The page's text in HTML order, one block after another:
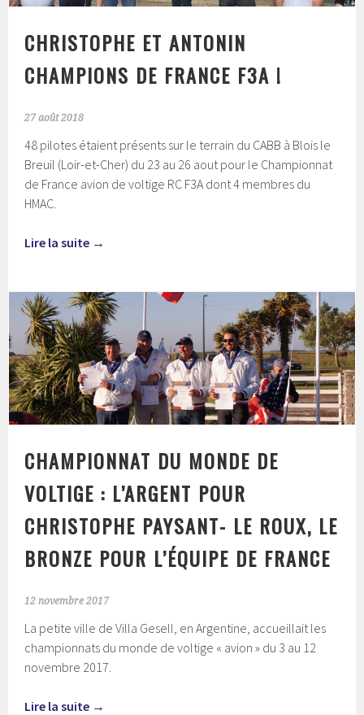
CHRISTOPHE ET ANTONIN
CHAMPIONS DE FRANCE F3A !
27 août 2018
48 pilotes étaient présents sur le terrain du CABB à Blois le
Breuil (Loir-et-Cher) du 23 au 26 aout pour le Championnat
de France avion de voltige RC F3A dont 4 membres du
HMAC.
Lire la suite →
CHAMPIONNAT DU MONDE DE
VOLTIGE : L’ARGENT POUR
CHRISTOPHE PAYSANT- LE ROUX, LE
BRONZE POUR L’ÉQUIPE DE FRANCE
12 novembre 2017
La petite ville de Villa Gesell, en Argentine, accueillait les
championnats du monde de voltige « avion » du 3 au 12
novembre 2017.
Lire la suite →